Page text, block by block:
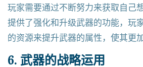
玩家需要通过不断努力来获取自己
提供了强化和升级武器的功能，玩
的资源来提升武器的属性，使其更加
6. 武器的战略运用